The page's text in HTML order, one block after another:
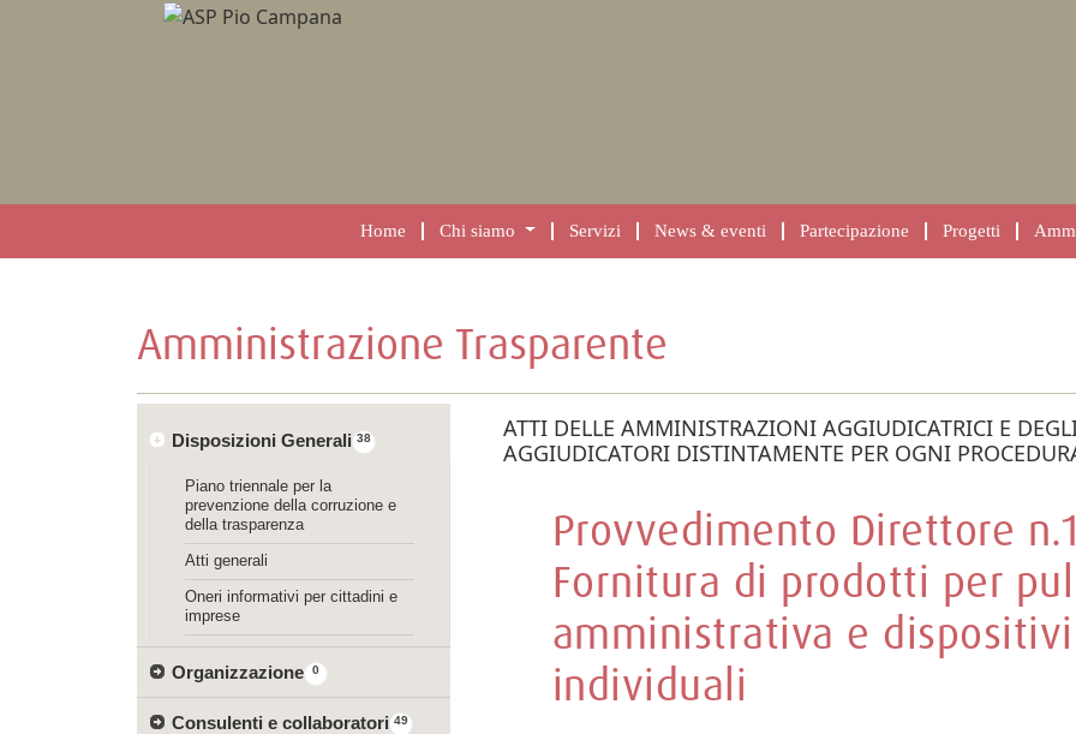
Home Chi siamo Servizi News & eventi Partecipazione Progetti
Amministrazione Trasparente
38
Disposizioni Generali
Piano triennale per la
prevenzione della corruzione e
della trasparenza
Atti generali
Oneri informativi per cittadini e
imprese
0
Organizzazione
49
Consulenti e collaboratori
ATTI DELLE AMMINISTRAZIONI AGGIUDICATRICI E
AGGIUDICATORI DISTINTAMENTE PER OGNI
Provvedimento Direttore
Fornitura di prodotti per
amministrativa e
individuali